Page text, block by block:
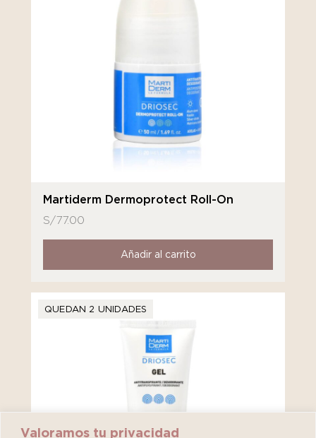
Valoramos tu privacidad
Martiderm Dermoprotect Roll-On
S/77.00
Añadir al carrito
QUEDAN 2 UNIDADES